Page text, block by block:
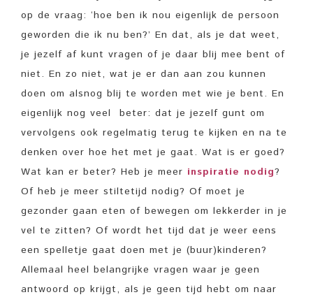
op de vraag: ‘hoe ben ik nou eigenlijk de persoon
geworden die ik nu ben?’ En dat, als je dat weet,
je jezelf af kunt vragen of je daar blij mee bent of
niet. En zo niet, wat je er dan aan zou kunnen
doen om alsnog blij te worden met wie je bent. En
eigenlijk nog veel beter: dat je jezelf gunt om
vervolgens ook regelmatig terug te kijken en na te
denken over hoe het met je gaat. Wat is er goed?
Wat kan er beter? Heb je meer inspiratie nodig?
Of heb je meer stiltetijd nodig? Of moet je
gezonder gaan eten of bewegen om lekkerder in je
vel te zitten? Of wordt het tijd dat je weer eens
een spelletje gaat doen met je (buur)kinderen?
Allemaal heel belangrijke vragen waar je geen
antwoord op krijgt, als je geen tijd hebt om naar